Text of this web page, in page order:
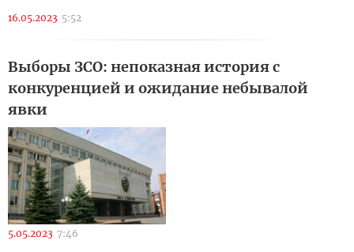
16.05.2023 5:52
Выборы ЗСО: непоказная история с
конкуренцией и ожидание небывалой
явки
5.05.2023 7:46